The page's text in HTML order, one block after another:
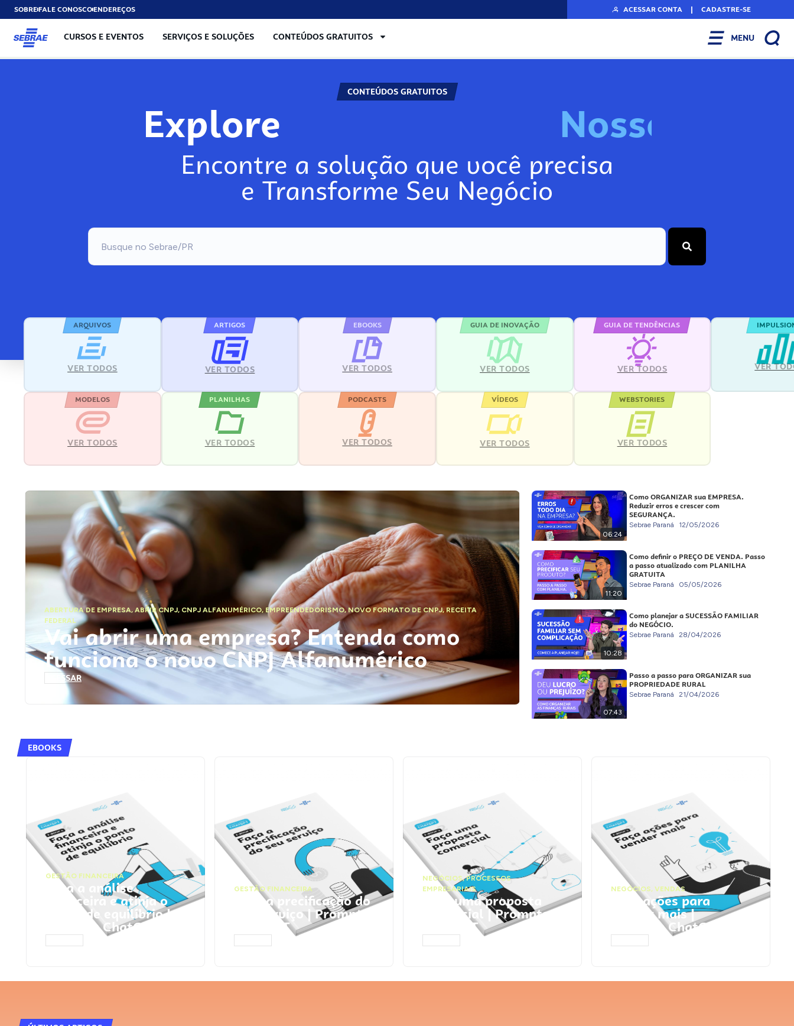
SOBREFALE CONOSCOENDEREÇOS ACESSAR CONTA | CADASTRE-SE
CURSOS E EVENTOS SERVIÇOS E SOLUÇÕES CONTEÚDOS GRATUITOS MENU
CONTEÚDOS GRATUITOS
Explore Nosso
Encontre a solução que você precisa
e Transforme Seu Negócio
ARQUIVOS
VER TODOS
ARTIGOS
VER TODOS
EBOOKS
VER TODOS
GUIA DE INOVAÇÃO
VER TODOS
GUIA DE TENDÊNCIAS
VER TODOS VER
MODELOS
VER TODOS
PLANILHAS
VER TODOS
PODCASTS
VER TODOS
VÍDEOS
VER TODOS
WEBSTORIES
VER TODOS
ABERTURA DE EMPRESA,ABRIR CNPJ, CNPJ ALFANUMÉRICO, EMPREENDEDORISMO,NOVO FORMATO DE CNPJ,RECEITA
FEDERAL
Vai abrir uma empresa? Entenda como
funciona o novo CNPJ Alfanumérico
ACESSAR
06:24
Como ORGANIZAR sua EMPRESA.
Reduzir erros e crescer com
SEGURANÇA.
Sebrae Paraná 12/05/2026
11:20
Como definir o PREÇO DE VENDA. Passo
a passo atualizado com PLANILHA
GRATUITA
Sebrae Paraná 05/05/2026
10:28
Como planejar a SUCESSÃO FAMILIAR
do NEGÓCIO.
Sebrae Paraná 28/04/2026
07:43
Passo a passo para ORGANIZAR sua
PROPRIEDADE RURAL
Sebrae Paraná 21/04/2026
EBOOKS
GESTÃO FINANCEIRA
Faça a análise
financeira e atinja o
ponto de equilíbrio |
Prompts ChatGPT
GESTÃO FINANCEIRA
Faça a precificação do
seu serviço | Prompts
ChatGPT
NEGÓCIOS,PROCESSOS
EMPRESARIAIS
Faça uma proposta
comercial | Prompts
ChatGPT
NEGÓCIOS, VENDAS
Faça ações para
vender mais |
Prompts ChatGPT